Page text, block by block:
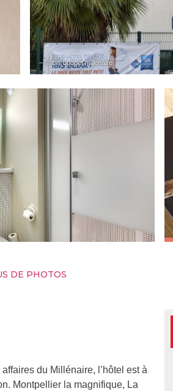
– © ibis budget millenaire
DE PHOTOS
du Millénaire, l’hôtel est à
Montpellier la magnifique, La